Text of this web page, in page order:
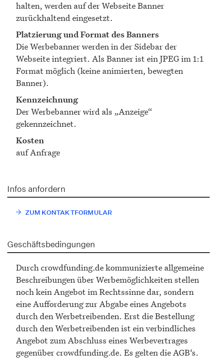
halten, werden auf der Webseite Banner
zurückhaltend eingesetzt.
Platzierung und Format des Banners
Die Werbebanner werden in der Sidebar der
Webseite integriert. Als Banner ist ein JPEG im 1:1
Format möglich (keine animierten, bewegten
Banner).
Kennzeichnung
Der Werbebanner wird als „Anzeige“
gekennzeichnet.
Kosten
auf Anfrage
Infos anfordern
ZUM KONTAKTFORMULAR
Geschäftsbedingungen
Durch crowdfunding.de kommunizierte allgemeine
Beschreibungen über Werbemöglichkeiten stellen
noch kein Angebot im Rechtssinne dar, sondern
eine Aufforderung zur Abgabe eines Angebots
durch den Werbetreibenden. Erst die Bestellung
durch den Werbetreibenden ist ein verbindliches
Angebot zum Abschluss eines Werbevertrages
gegenüber crowdfunding.de. Es gelten die AGB‘s.